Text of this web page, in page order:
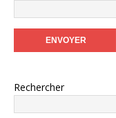
Rechercher